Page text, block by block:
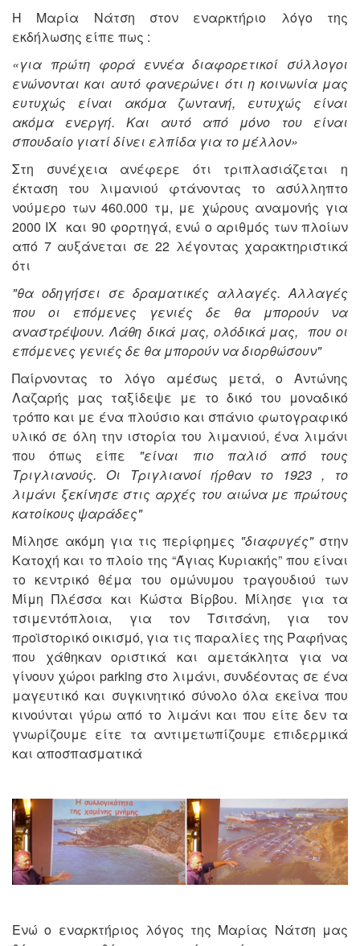
Η Μαρία Νάτση στον εναρκτήριο λόγο της
εκδήλωσης είπε πως :
«για πρώτη φορά εννέα διαφορετικοί σύλλογοι
ενώνονται και αυτό φανερώνει ότι η κοινωνία μας
ευτυχώς είναι ακόμα ζωντανή, ευτυχώς είναι
ακόμα ενεργή. Και αυτό από μόνο του είναι
σπουδαίο γιατί δίνει ελπίδα για το μέλλον»
Στη συνέχεια ανέφερε ότι τριπλασιάζεται η
έκταση του λιμανιού φτάνοντας το ασύλληπτο
νούμερο των 460.000 τμ, με χώρους αναμονής για
2000 ΙΧ και 90 φορτηγά, ενώ ο αριθμός των πλοίων
από 7 αυξάνεται σε 22 λέγοντας χαρακτηριστικά
ότι
"θα οδηγήσει σε δραματικές αλλαγές. Αλλαγές
που οι επόμενες γενιές δε θα μπορούν να
αναστρέψουν. Λάθη δικά μας, ολόδικά μας, που οι
επόμενες γενιές δε θα μπορούν να διορθώσουν"
Παίρνοντας το λόγο αμέσως μετά, ο Αντώνης
Λαζαρής μας ταξίδεψε με το δικό του μοναδικό
τρόπο και με ένα πλούσιο και σπάνιο φωτογραφικό
υλικό σε όλη την ιστορία του λιμανιού, ένα λιμάνι
που όπως είπε "είναι πιο παλιό από τους
Τριγλιανούς. Οι Τριγλιανοί ήρθαν το 1923 , το
λιμάνι ξεκίνησε στις αρχές του αιώνα με πρώτους
κατοίκους ψαράδες"
Μίλησε ακόμη για τις περίφημες "διαφυγές"στην
Κατοχή και το πλοίο της “Άγιας Κυριακής” που είναι
το κεντρικό θέμα του ομώνυμου τραγουδιού των
Μίμη Πλέσσα και Κώστα Βίρβου. Μίλησε για τα
τσιμεντόπλοια, για τον Τσιτσάνη, για τον
προϊστορικό οικισμό, για τις παραλίες της Ραφήνας
που χάθηκαν οριστικά και αμετάκλητα για να
γίνουν χώροι parking στο λιμάνι, συνδέοντας σε ένα
μαγευτικό και συγκινητικό σύνολο όλα εκείνα που
κινούνται γύρω από το λιμάνι και που είτε δεν τα
γνωρίζουμε είτε τα αντιμετωπίζουμε επιδερμικά
και αποσπασματικά
Ενώ ο εναρκτήριος λόγος της Μαρίας Νάτση μας